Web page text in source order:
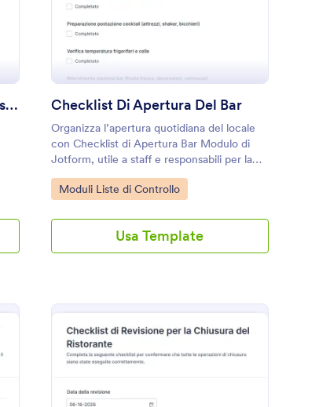
Modulo Di Valutazione Del Personale Di Ristorante Checklist Di Apertura Del Bar
Organizza l’apertura quotidiana del locale
con Checklist di Apertura Bar Modulo di
Jotform, utile a staff e responsabili per la
raccolta dati sulle attività svolte e per
conservare ogni risposta in modo ordinato.
Go to Category:
Moduli Liste di Controllo
Usa Template